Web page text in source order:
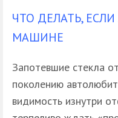
ЧТО ДЕЛАТЬ,
МАШИНЕ
Запотевшие стекла
поколению
видимость изнутри